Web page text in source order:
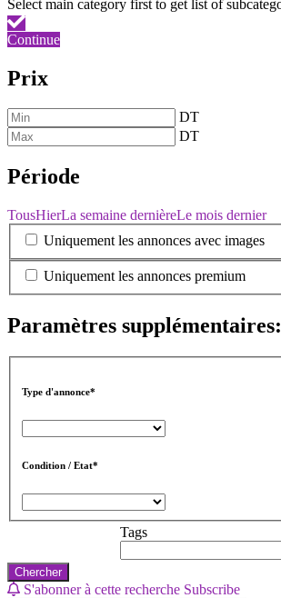
Continue
Prix
DT
DT
Période
TousHierLa semaine dernièreLe mois dernier
Uniquement les annonces avec images
Uniquement les annonces premium
Paramètres supplémentaires:
Type d'annonce*
Condition / Etat*
Tags
Chercher
S'abonner à cette recherche Subscribe